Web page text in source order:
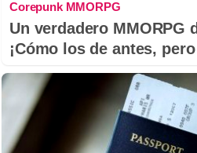
Corepunk MMORPG
Un verdadero MMORPG
¡Cómo los de antes,